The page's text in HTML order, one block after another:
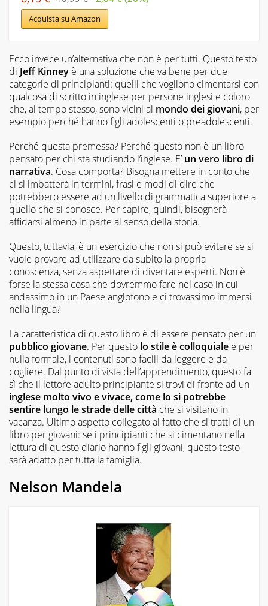
Acquista su Amazon
Ecco invece un’alternativa che non è per tutti. Questo testo
di Jeff Kinney è una soluzione che va bene per due
categorie di principianti: quelli che vogliono cimentarsi con
qualcosa di scritto in inglese per persone inglesi e coloro
che, al tempo stesso, sono vicini al mondo dei giovani, per
esempio perché hanno figli adolescenti o preadolescenti.
Perché questa premessa? Perché questo non è un libro
pensato per chi sta studiando l’inglese. E’ un vero libro di
narrativa. Cosa comporta? Bisogna mettere in conto che
ci si imbatterà in termini, frasi e modi di dire che
potrebbero essere ad un livello di grammatica superiore a
quello che si conosce. Per capire, quindi, bisognerà
affidarsi almeno in parte al senso della storia.
Questo, tuttavia, è un esercizio che non si può evitare se si
vuole provare ad utilizzare da subito la propria
conoscenza, senza aspettare di diventare esperti. Non è
forse la stessa cosa che dovremmo fare nel caso in cui
andassimo in un Paese anglofono e ci trovassimo immersi
nella lingua?
La caratteristica di questo libro è di essere pensato per un
pubblico giovane. Per questo lo stile è colloquiale e per
nulla formale, i contenuti sono facili da leggere e da
cogliere. Dal punto di vista dell’apprendimento, questo fa
sì che il lettore adulto principiante si trovi di fronte ad un
inglese molto vivo e vivace, come lo si potrebbe
sentire lungo le strade delle città che si visitano in
vacanza. Ultimo aspetto collegato al fatto che si tratti di un
libro per giovani: se i principianti che si cimentano nella
lettura di questo diario hanno figli giovani, questo testo
sarà adatto per tutta la famiglia.
Nelson Mandela